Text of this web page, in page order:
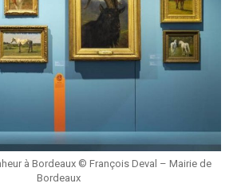
à Bordeaux © François Deval – Mairie de
Bordeaux